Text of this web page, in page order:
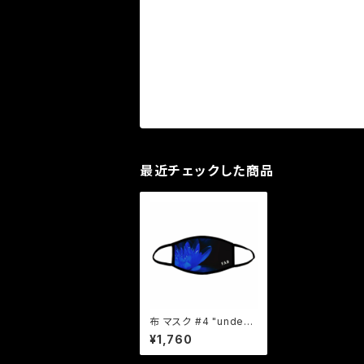
最近チェックした商品
布 マスク #4 "underc
urrent"
¥1,760